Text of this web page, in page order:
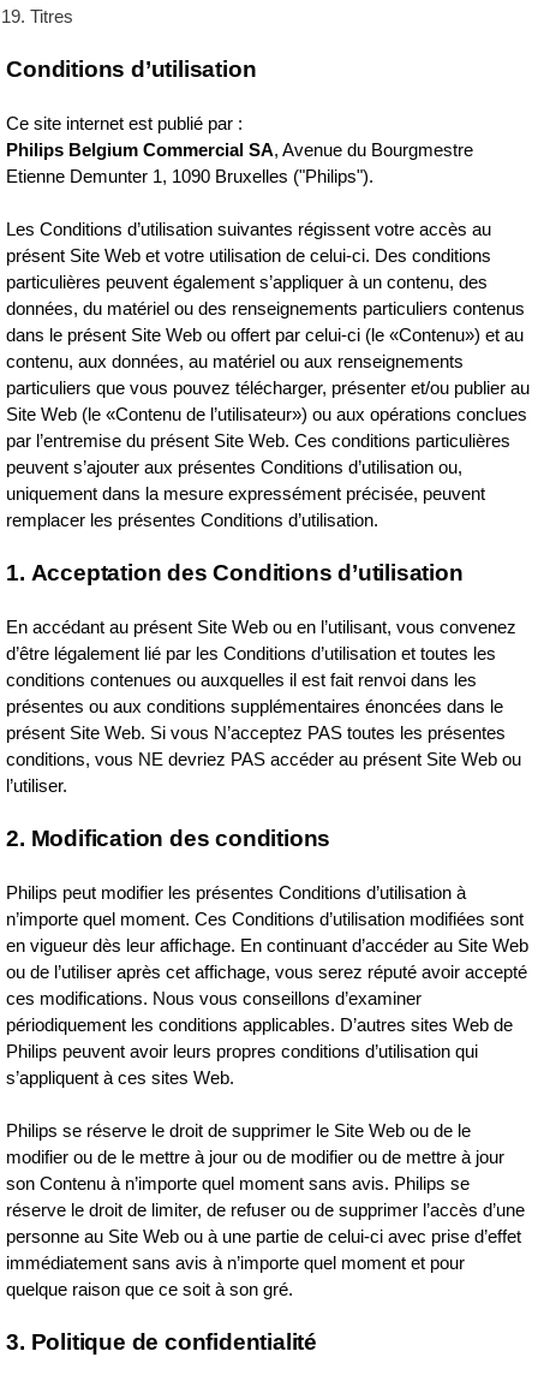
Titres
Conditions d’utilisation
Ce site internet est publié par :
Philips Belgium Commercial SA, Avenue du Bourgmestre
Etienne Demunter 1, 1090 Bruxelles ("Philips").
Les Conditions d’utilisation suivantes régissent votre accès au
présent Site Web et votre utilisation de celui‑ci. Des conditions
particulières peuvent également s’appliquer à un contenu, des
données, du matériel ou des renseignements particuliers contenus
dans le présent Site Web ou offert par celui‑ci (le «Contenu») et au
contenu, aux données, au matériel ou aux renseignements
particuliers que vous pouvez télécharger, présenter et/ou publier au
Site Web (le «Contenu de l’utilisateur») ou aux opérations conclues
par l’entremise du présent Site Web. Ces conditions particulières
peuvent s’ajouter aux présentes Conditions d’utilisation ou,
uniquement dans la mesure expressément précisée, peuvent
remplacer les présentes Conditions d’utilisation.
1. Acceptation des Conditions d’utilisation
En accédant au présent Site Web ou en l’utilisant, vous convenez
d’être légalement lié par les Conditions d’utilisation et toutes les
conditions contenues ou auxquelles il est fait renvoi dans les
présentes ou aux conditions supplémentaires énoncées dans le
présent Site Web. Si vous N’acceptez PAS toutes les présentes
conditions, vous NE devriez PAS accéder au présent Site Web ou
l’utiliser.
2. Modification des conditions
Philips peut modifier les présentes Conditions d’utilisation à
n’importe quel moment. Ces Conditions d’utilisation modifiées sont
en vigueur dès leur affichage. En continuant d’accéder au Site Web
ou de l’utiliser après cet affichage, vous serez réputé avoir accepté
ces modifications. Nous vous conseillons d’examiner
périodiquement les conditions applicables. D’autres sites Web de
Philips peuvent avoir leurs propres conditions d’utilisation qui
s’appliquent à ces sites Web.
Philips se réserve le droit de supprimer le Site Web ou de le
modifier ou de le mettre à jour ou de modifier ou de mettre à jour
son Contenu à n’importe quel moment sans avis. Philips se
réserve le droit de limiter, de refuser ou de supprimer l’accès d’une
personne au Site Web ou à une partie de celui‑ci avec prise d’effet
immédiatement sans avis à n’importe quel moment et pour
quelque raison que ce soit à son gré.
3. Politique de confidentialité